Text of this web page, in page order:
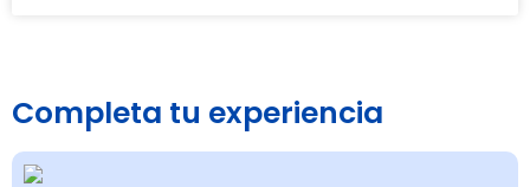
Completa tu experiencia